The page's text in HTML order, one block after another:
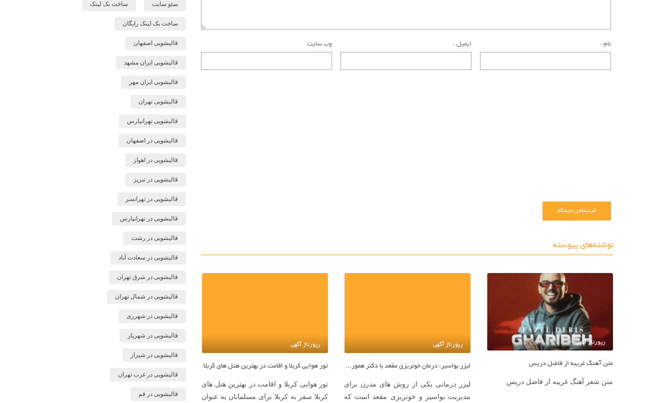
نام * ایمیل *
وب‌ سایت
ذخیره
می‌نویسم.
نوشته‌های پیوسته
رپورتاژ آگهی
متن آهنگ غریبه از فاضل دریس
متن شعر آهنگ غریبه از فاضل دریس
رپورتاژ آگهی
لیزر بواسیر: درمان خونریزی مقعد با دکتر هموروئید
لیزر درمانی یکی از روش های مدرن برای
مدیریت بواسیر و خونریزی مقعد است که
رپورتاژ آگهی
تور هوایی کربلا و اقامت در بهترین هتل های کربلا
تور هوایی کربلا و اقامت در بهترین هتل های
کربلا سفر به کربلا برای مسلمانان به عنوان
سئو سایت ساخت بک لینک
ساخت بک لینک رایگان
قالیشویی اصفهان
قالیشویی ایران مشهد
قالیشویی ایران مهر
قالیشویی تهران
قالیشویی تهرانپارس
قالیشویی در اصفهان
قالیشویی در اهواز
قالیشویی در تبریز
قالیشویی در تهرانسر
قالیشویی در تهرانپارس
قالیشویی در رشت
قالیشویی در سعادت آباد
قالیشویی در شرق تهران
قالیشویی در شمال تهران
قالیشویی در شهرری
قالیشویی در شهریار
قالیشویی در شیراز
قالیشویی در غرب تهران
قالیشویی در قم